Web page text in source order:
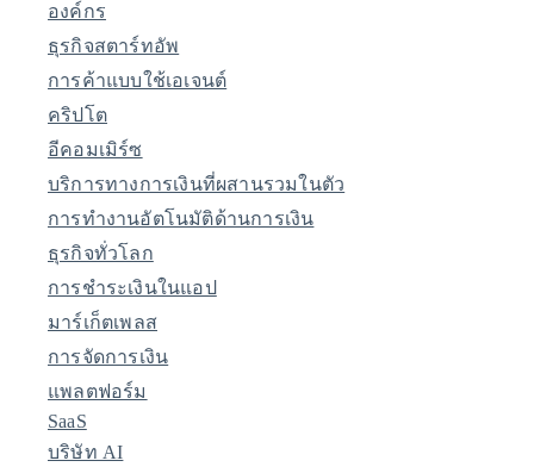
องค์กร
ธุรกิจสตาร์ทอัพ
การค้าแบบใช้เอเจนต์
คริปโต
อีคอมเมิร์ซ
บริการทางการเงินที่ผสานรวมในตัว
การทำงานอัตโนมัติด้านการเงิน
ธุรกิจทั่วโลก
การชำระเงินในแอป
มาร์เก็ตเพลส
การจัดการเงิน
แพลตฟอร์ม
SaaS
บริษัท AI